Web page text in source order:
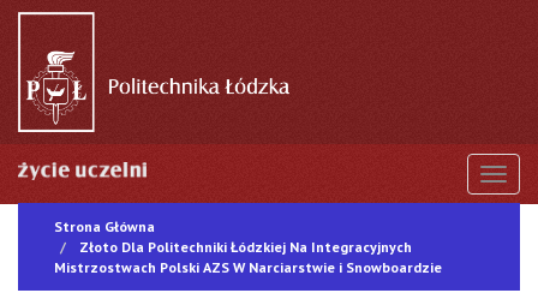
Przejdź
treści
Strona Główna
Złoto Dla Politechniki Łódzkiej Na Integracyjnych
Mistrzostwach Polski AZS W Narciarstwie i Snowboardzie